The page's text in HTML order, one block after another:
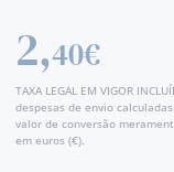
2,40€
TAXA LEGAL EM VIGOR
despesas de envio
valor de conversão
em euros (€).